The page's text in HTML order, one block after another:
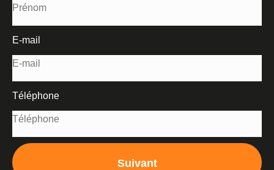
E-mail
Téléphone
Suivant